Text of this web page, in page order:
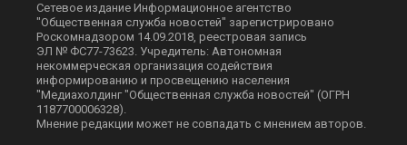
Сетевое издание Информационное агентство
"Общественная служба новостей" зарегистрировано
Роскомнадзором 14.09.2018, реестровая запись
ЭЛ № ФС77-73623. Учредитель: Автономная
некоммерческая организация содействия
информированию и просвещению населения
"Медиахолдинг "Общественная служба новостей" (ОГРН
1187700006328).
Мнение редакции может не совпадать с мнением авторов.